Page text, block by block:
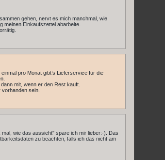
gehen, nervt es mich manchmal, wie
meinen Einkaufszettel abarbeite.
pro Monat gibt’s Lieferservice für die
mit, wenn er den Rest kauft.
sein.
wie das aussieht" spare ich mir lieber:-). Das
zu beachten, falls ich das nicht am